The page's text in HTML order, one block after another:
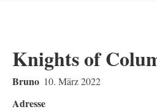
Knights of
Bruno 10. März 2022
Adresse